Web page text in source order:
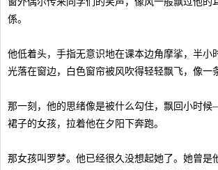
係。
他低着头，手指无意识地在课本边角摩挲，半小
光落在窗边，白色窗帘被风吹得轻轻飘飞，像一
那一刻，他的思绪像是被什么勾住，飘回小时
裙子的女孩，拉着他在夕阳下奔跑。
那女孩叫罗梦。他已经很久没想起她了。她曾是